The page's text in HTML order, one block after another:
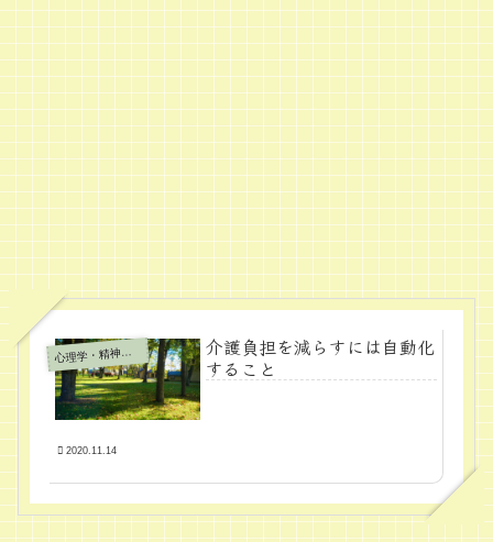
心
理学・精神医学
介護負担を減らすには自動化
すること
2020.11.14